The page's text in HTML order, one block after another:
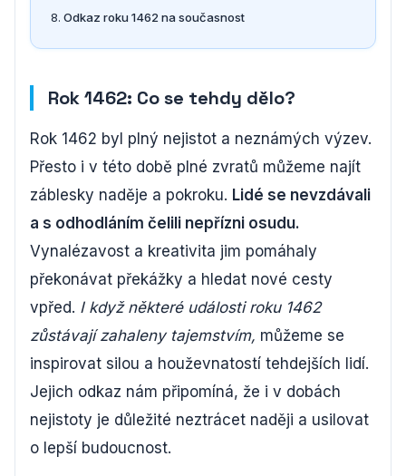
Odkaz roku 1462 na současnost
Rok 1462: Co se tehdy dělo?
Rok 1462 byl plný nejistot a neznámých výzev.
Přesto i v této době plné zvratů můžeme najít
záblesky naděje a pokroku. Lidé se nevzdávali
a s odhodláním čelili nepřízni osudu.
Vynalézavost a kreativita jim pomáhaly
překonávat překážky a hledat nové cesty
vpřed. I když některé události roku 1462
zůstávají zahaleny tajemstvím, můžeme se
inspirovat silou a houževnatostí tehdejších lidí.
Jejich odkaz nám připomíná, že i v dobách
nejistoty je důležité neztrácet naději a usilovat
o lepší budoucnost.